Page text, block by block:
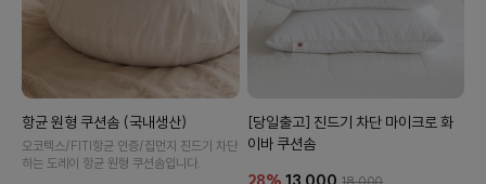
항균 원형 쿠션솜 (국내생산)
오코텍스/FITI항균 인증/집먼지 진드기 차단
하는 도레이 항균 원형 쿠션솜입니다.
[당일출고] 진드기 차단 마이크로 화
이바 쿠션솜